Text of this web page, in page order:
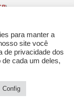
)
para manter a
site você
de privacidade dos
cada um deles,
Config